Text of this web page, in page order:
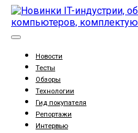
Новости
Тесты
Обзоры
Технологии
Гид покупателя
Репортажи
Интервью